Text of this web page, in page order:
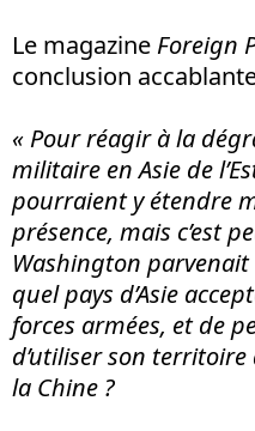
Le magazine Foreign
conclusion
« Pour réagir à la
militaire en Asie de
pourraient y étendre
présence, mais c’est
Washington
quel pays d’Asie
forces armées, et de
d’utiliser son
la Chine ?